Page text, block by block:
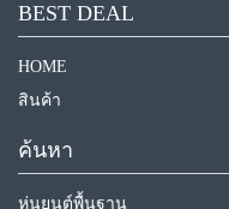
BEST DEAL
HOME
สินค้า
ค้นหา
หุ่นยนต์พื้นฐาน